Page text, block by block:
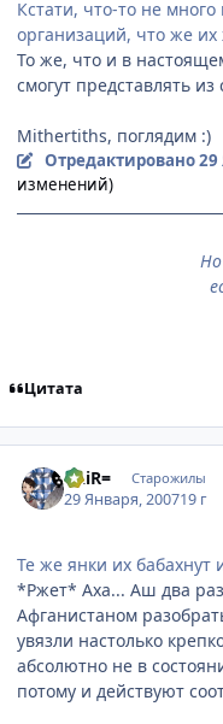
Кстати, что-то не
организаций, что же
То же, что и в
смогут представлять
Mithertiths, поглядим :)
Отредактировано29
изменений)
Цитата
=AiR= Старожилы
29 Января, 200719 г
Те же янки их бабахнут
*Ржет* Аха... Аш два
Афганистаном
увязли настолько
абсолютно не в
потому и действуют